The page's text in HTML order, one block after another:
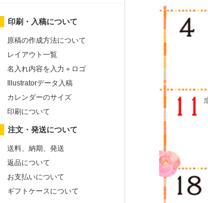
印刷・入稿について
原稿の作成方法について
レイアウト一覧
名入れ内容を入力＋ロゴ
Illustratorデータ入稿
カレンダーのサイズ
印刷について
注文・発送について
送料、納期、発送
返品について
お支払いについて
ギフトケースについて